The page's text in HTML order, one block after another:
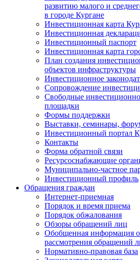
развитию малого и
в городе Кургане
Инвестиционная карта
Инвестиционная
Инвестиционный паспорт
Инвестиционная карта
План создания
объектов инфраструктуры
Инвестиционное
Сопровождение
Свободные
площадки
Формы поддержки
Выставки, семинары,
Инвестиционный портал
Контакты
Форма обратной связи
Ресурсоснабжающие
Муниципально-частное
Инвестиционный профиль
Обращения граждан
Интернет-приемная
Порядок и время приема
Порядок обжалования
Обзоры обращений лиц
Обобщенная информация о
рассмотрения обращений
Нормативно-правовая база